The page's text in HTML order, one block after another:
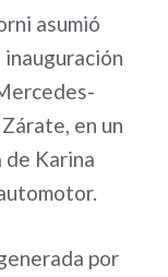
asumió
en un
de Karina
por